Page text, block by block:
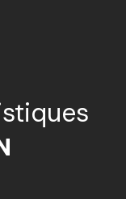
etc...
ou les